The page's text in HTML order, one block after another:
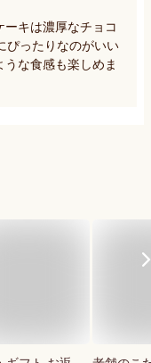
ーキは濃厚なチョコ
ぴったりなのがいい
な食感も楽しめま